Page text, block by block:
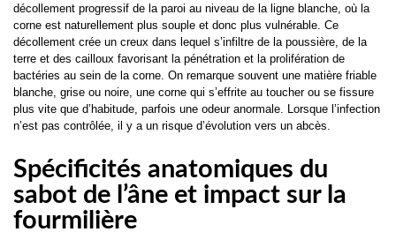
décollement progressif de la paroi au niveau de la ligne blanche, où la
corne est naturellement plus souple et donc plus vulnérable. Ce
décollement crée un creux dans lequel s’infiltre de la poussière, de la
terre et des cailloux favorisant la pénétration et la prolifération de
bactéries au sein de la corne. On remarque souvent une matière friable
blanche, grise ou noire, une corne qui s’effrite au toucher ou se fissure
plus vite que d’habitude, parfois une odeur anormale. Lorsque l’infection
n’est pas contrôlée, il y a un risque d’évolution vers un abcès.
Spécificités anatomiques du
sabot de l’âne et impact sur la
fourmilière